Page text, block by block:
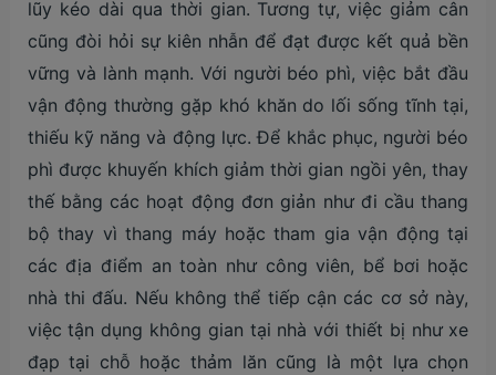
lũy kéo dài qua thời gian. Tương tự, việc giảm cân
cũng đòi hỏi sự kiên nhẫn để đạt được kết quả bền
vững và lành mạnh. Với người béo phì, việc bắt đầu
vận động thường gặp khó khăn do lối sống tĩnh tại,
thiếu kỹ năng và động lực. Để khắc phục, người béo
phì được khuyến khích giảm thời gian ngồi yên, thay
thế bằng các hoạt động đơn giản như đi cầu thang
bộ thay vì thang máy hoặc tham gia vận động tại
các địa điểm an toàn như công viên, bể bơi hoặc
nhà thi đấu. Nếu không thể tiếp cận các cơ sở này,
việc tận dụng không gian tại nhà với thiết bị như xe
đạp tại chỗ hoặc thảm lăn cũng là một lựa chọn